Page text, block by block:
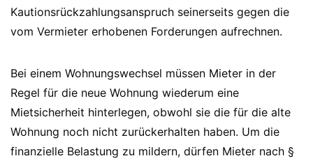
Kautionsrückzahlungsanspruch seinerseits gegen die
vom Vermieter erhobenen Forderungen aufrechnen.
Bei einem Wohnungswechsel müssen Mieter in der
Regel für die neue Wohnung wiederum eine
Mietsicherheit hinterlegen, obwohl sie die für die alte
Wohnung noch nicht zurückerhalten haben. Um die
finanzielle Belastung zu mildern, dürfen Mieter nach §